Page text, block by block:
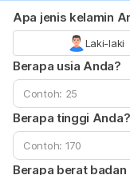
Apa jenis kelamin
Laki-laki
Berapa usia Anda?
Berapa tinggi Anda?
Berapa berat badan